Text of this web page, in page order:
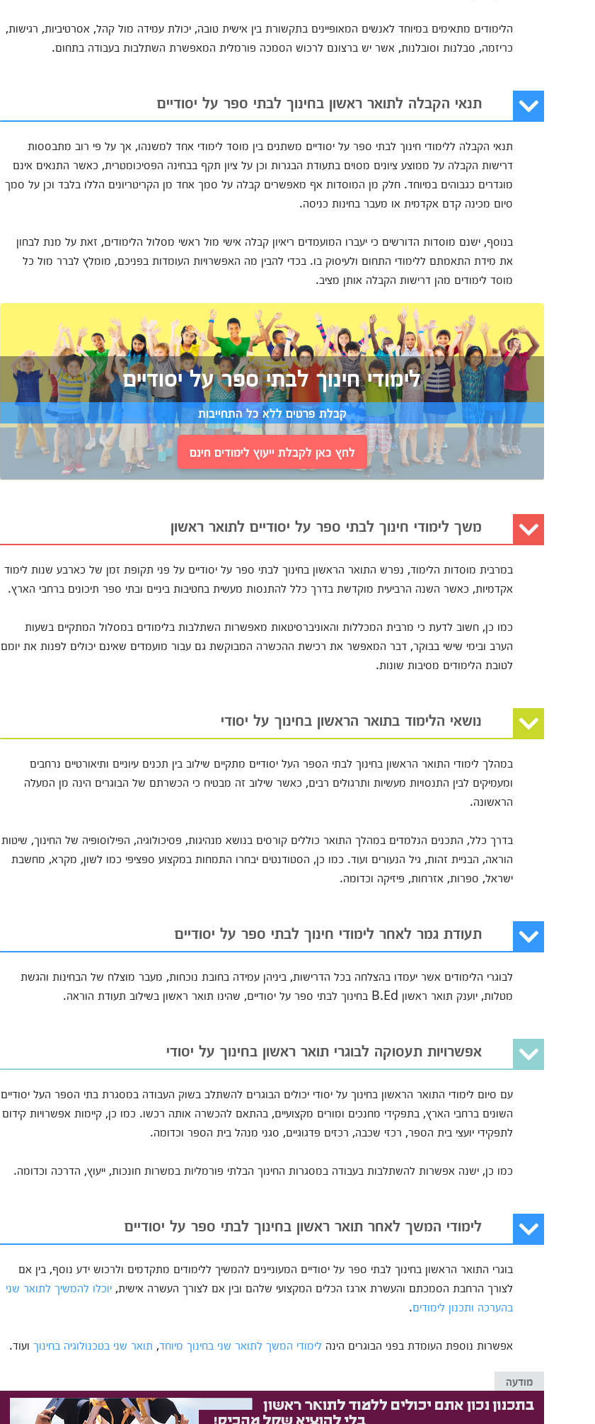
הלימודים מתאימים במיוחד לאנשים המאופיינים בתקשורת בין אישית טובה, יכולת עמידה מול קהל, אסרטיביות, רגישות,
כריזמה, סבלנות וסובלנות, אשר יש ברצונם לרכוש הסמכה פורמלית המאפשרת השתלבות בעבודה בתחום.
תנאי הקבלה לתואר ראשון בחינוך לבתי ספר על יסודיים
תנאי הקבלה ללימודי חינוך לבתי ספר על יסודיים משתנים בין מוסד לימודי אחד למשנהו, אך על פי רוב מתבססות
דרישות הקבלה על ממוצע ציונים מסוים בתעודת הבגרות וכן על ציון תקף בבחינה הפסיכומטרית, כאשר התנאים אינם
מוגדרים כגבוהים במיוחד. חלק מן המוסדות אף מאפשרים קבלה על סמך אחד מן הקריטריונים הללו בלבד וכן על סמך
סיום מכינה קדם אקדמית או מעבר בחינות כניסה.
בנוסף, ישנם מוסדות הדורשים כי יעברו המועמדים ריאיון קבלה אישי מול ראשי מסלול הלימודים, זאת על מנת לבחון
את מידת התאמתם ללימודי התחום ולעיסוק בו. בכדי להבין מה האפשרויות העומדות בפניכם, מומלץ לברר מול כל
מוסד לימודים מהן דרישות הקבלה אותן מציב.
לימודי חינוך לבתי ספר על יסודיים
קבלת פרטים ללא כל התחייבות
לחץ כאן לקבלת ייעוץ לימודים חינם
משך לימודי חינוך לבתי ספר על יסודיים לתואר ראשון
במרבית מוסדות הלימוד, נפרש התואר הראשון בחינוך לבתי ספר על יסודיים על פני תקופת זמן של כארבע שנות לימוד
אקדמיות, כאשר השנה הרביעית מוקדשת בדרך כלל להתנסות מעשית בחטיבות ביניים ובתי ספר תיכונים ברחבי הארץ.
כמו כן, חשוב לדעת כי מרבית המכללות והאוניברסיטאות מאפשרות השתלבות בלימודים במסלול המתקיים בשעות
הערב ובימי שישי בבוקר, דבר המאפשר את רכישת ההכשרה המבוקשת גם עבור מועמדים שאינם יכולים לפנות את יומם
לטובת הלימודים מסיבות שונות.
נושאי הלימוד בתואר הראשון בחינוך על יסודי
במהלך לימודי התואר הראשון בחינוך לבתי הספר העל יסודיים מתקיים שילוב בין תכנים עיוניים ותיאורטיים נרחבים
ומעמיקים לבין התנסויות מעשיות ותרגולים רבים, כאשר שילוב זה מבטיח כי הכשרתם של הבוגרים הינה מן המעלה
הראשונה.
בדרך כלל, התכנים הנלמדים במהלך התואר כוללים קורסים בנושא מנהיגות, פסיכולוגיה, הפילוסופיה של החינוך, שיטות
הוראה, הבניית זהות, גיל הנעורים ועוד. כמו כן, הסטודנטים יבחרו התמחות במקצוע ספציפי כמו לשון, מקרא, מחשבת
ישראל, ספרות, אזרחות, פיזיקה וכדומה.
תעודת גמר לאחר לימודי חינוך לבתי ספר על יסודיים
לבוגרי הלימודים אשר יעמדו בהצלחה בכל הדרישות, ביניהן עמידה בחובת נוכחות, מעבר מוצלח של הבחינות והגשת
מטלות, יוענק תואר ראשון B.Ed בחינוך לבתי ספר על יסודיים, שהינו תואר ראשון בשילוב תעודת הוראה.
אפשרויות תעסוקה לבוגרי תואר ראשון בחינוך על יסודי
עם סיום לימודי התואר הראשון בחינוך על יסודי יכולים הבוגרים להשתלב בשוק העבודה במסגרת בתי הספר העל יסודיים
השונים ברחבי הארץ, בתפקידי מחנכים ומורים מקצועיים, בהתאם להכשרה אותה רכשו. כמו כן, קיימות אפשרויות קידום
לתפקידי יועצי בית הספר, רכזי שכבה, רכזים פדגוגיים, סגני מנהל בית הספר וכדומה.
כמו כן, ישנה אפשרות להשתלבות בעבודה במסגרות החינוך הבלתי פורמליות במשרות חונכות, ייעוץ, הדרכה וכדומה.
לימודי המשך לאחר תואר ראשון בחינוך לבתי ספר על יסודיים
בוגרי התואר הראשון בחינוך לבתי ספר על יסודיים המעוניינים להמשיך ללימודים מתקדמים ולרכוש ידע נוסף, בין אם
לצורך הרחבת הסמכתם והעשרת ארגז הכלים המקצועי שלהם ובין אם לצורך העשרה אישית, יוכלו להמשיך לתואר שני
בהערכה ותכנון לימודים.
אפשרות נוספת העומדת בפני הבוגרים הינה לימודי המשך לתואר שני בחינוך מיוחד, תואר שני בטכנולוגיה בחינוך ועוד.
מודעה